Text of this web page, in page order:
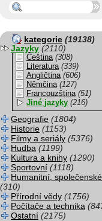
kategorie (19138)
Jazyky (2110)
Čeština (308)
Literatura (339)
Angličtina (606)
Němčina (127)
Francouzština (51)
Jiné jazyky (216)
Geografie (1804)
Historie (1153)
Filmy a seriály (5376)
Hudba (1199)
Kultura a knihy (1290)
Sportovní (1118)
Humanitní, společenské
(310)
Přírodní vědy (1756)
Počítače a technika
Ostatní (2175)